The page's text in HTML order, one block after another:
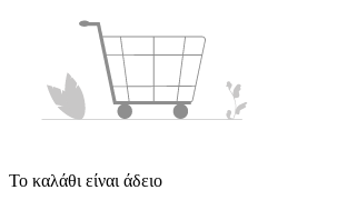
Το καλάθι είναι άδειο